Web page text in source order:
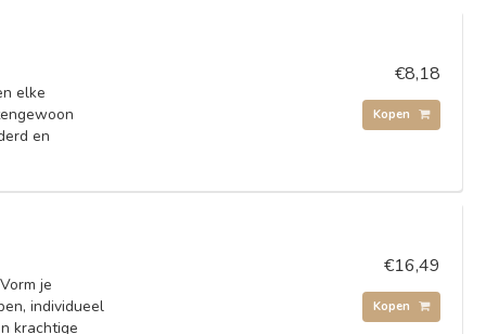
elke
en
€8,18
Kopen
je
individueel
krachtige
€16,49
Kopen